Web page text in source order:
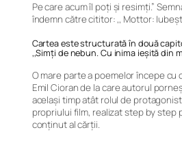
Pe care acum îl poți și resimți.”
îndemn către cititor: ,, Mottor:
Cartea este structurată în două
,,Simți de nebun. Cu inima ieșită din
O mare parte a poemelor începe cu
Emil Cioran de la care autorul
același timp atât rolul de
propriului film, realizat step by step
conținut al cărții.